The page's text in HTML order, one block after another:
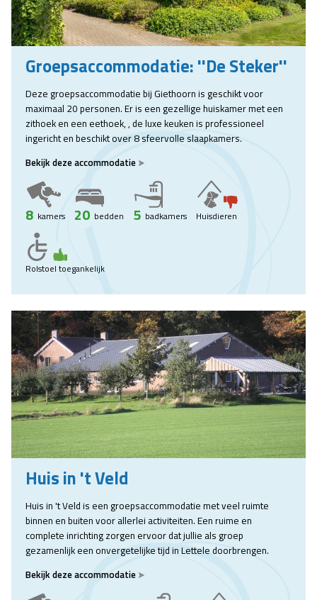
Groepsaccommodatie: ''De Steker''
Deze groepsaccommodatie bij Giethoorn is geschikt voor
maximaal 20 personen. Er is een gezellige huiskamer met een
zithoek en een eethoek, , de luxe keuken is professioneel
ingericht en beschikt over 8 sfeervolle slaapkamers.
Bekijk deze accommodatie
8 kamers 20 bedden 5 badkamers Huisdieren
Rolstoel toegankelijk
Huis in 't Veld
Huis in 't Veld is een groepsaccommodatie met veel ruimte
binnen en buiten voor allerlei activiteiten. Een ruime en
complete inrichting zorgen ervoor dat jullie als groep
gezamenlijk een onvergetelijke tijd in Lettele doorbrengen.
Bekijk deze accommodatie